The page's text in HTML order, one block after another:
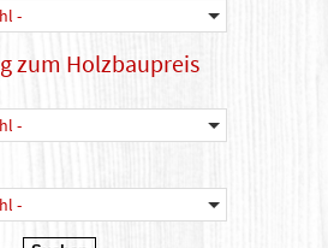
-
zum Holzbaupreis
-
-